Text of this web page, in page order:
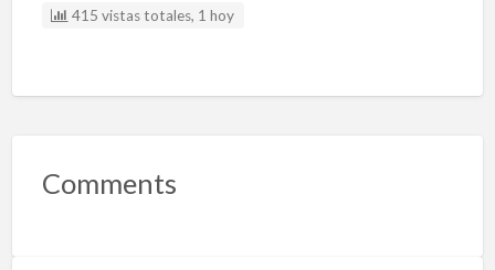
415 vistas totales, 1 hoy
Comments